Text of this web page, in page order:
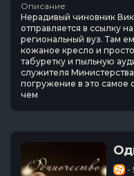
Описание
Нерадивый чиновник
отправляется в ссылку
региональный вуз. Там
кожаное кресло и
табуретку и пыльную
служителя
погружение в это самое
чем
-